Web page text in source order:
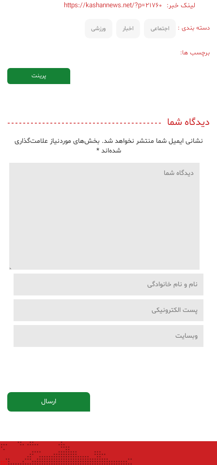
لینک خبر: https://kashannews.net/?p=21760
دسته بندی : اجتماعی اخبار ورزشی
برچسب ها:
پرینت
دیدگاه شما
نشانی ایمیل شما منتشر نخواهد شد. بخش‌های موردنیاز علامت‌گذاری
شده‌اند*